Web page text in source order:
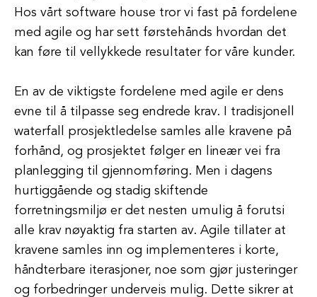
Hos vårt software house tror vi fast på fordelene
med agile og har sett førstehånds hvordan det
kan føre til vellykkede resultater for våre kunder.
En av de viktigste fordelene med agile er dens
evne til å tilpasse seg endrede krav. I tradisjonell
waterfall prosjektledelse samles alle kravene på
forhånd, og prosjektet følger en lineær vei fra
planlegging til gjennomføring. Men i dagens
hurtiggående og stadig skiftende
forretningsmiljø er det nesten umulig å forutsi
alle krav nøyaktig fra starten av. Agile tillater at
kravene samles inn og implementeres i korte,
håndterbare iterasjoner, noe som gjør justeringer
og forbedringer underveis mulig. Dette sikrer at